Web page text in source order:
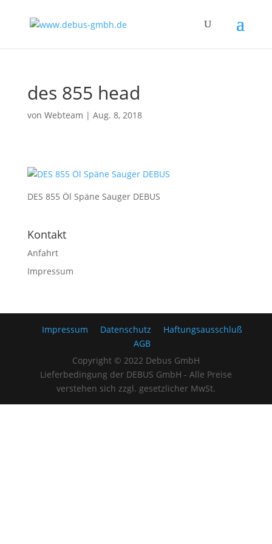
des 855 head
von Webteam | Aug. 8, 2018
DES 855 Öl Späne Sauger DEBUS
Kontakt
Anfahrt
Impressum
Impressum Datenschutz
Haftungsausschluß
AGB
Copyright © 2022 Debus GmbH
Lieferbedingung der DEBUS GmbH - Alle Preise
verstehen sich zzgl. gesetzlicher MwSt.